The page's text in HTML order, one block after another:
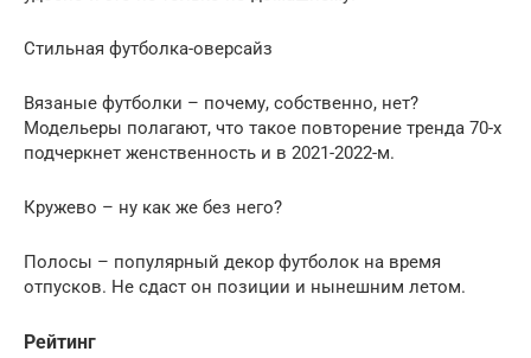
Стильная футболка-оверсайз
Вязаные футболки – почему, собственно, нет?
Модельеры полагают, что такое повторение тренда 70-х
подчеркнет женственность и в 2021-2022-м.
Кружево – ну как же без него?
Полосы – популярный декор футболок на время
отпусков. Не сдаст он позиции и нынешним летом.
Рейтинг